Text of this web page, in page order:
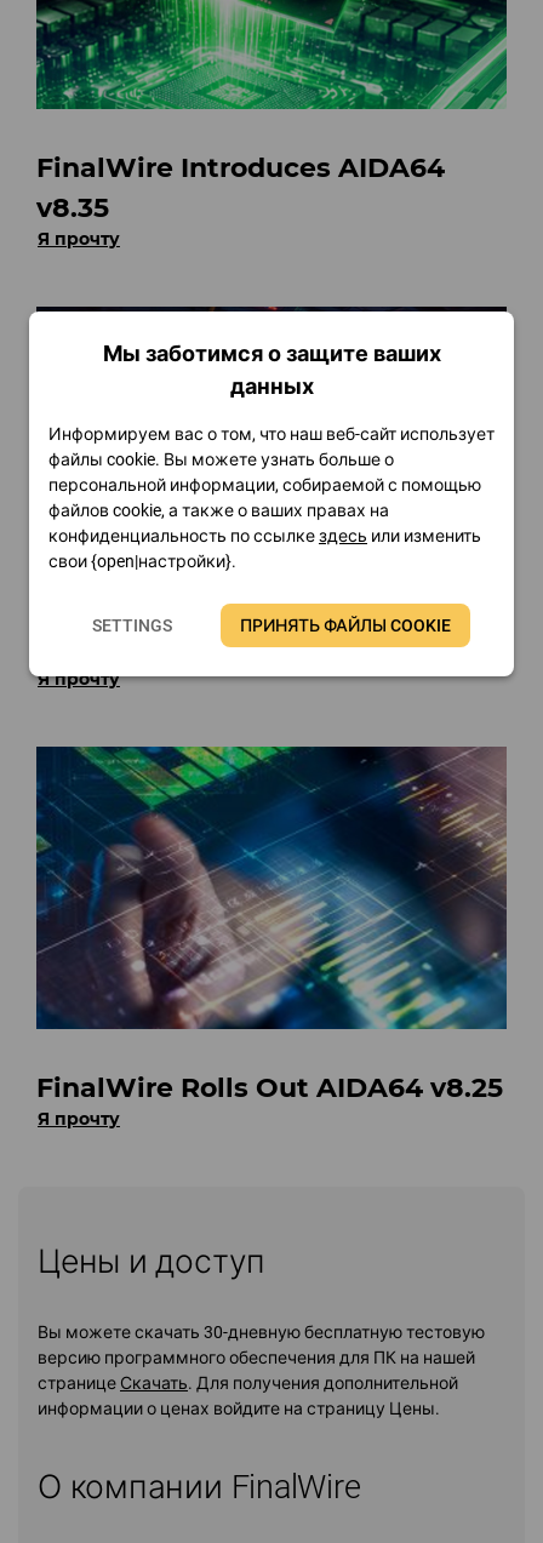
FinalWire Introduces AIDA64
v8.35
Я прочту
FinalWire Unveils AIDA64 v8.30
Я прочту
FinalWire Rolls Out AIDA64 v8.25
Я прочту
Цены и доступ
Вы можете скачать 30-дневную бесплатную тестовую
версию программного обеспечения для ПК на нашей
странице Скачать. Для получения дополнительной
информации о ценах войдите на страницу Цены.
О компании FinalWire
Мы заботимся о защите ваших
данных
Информируем вас о том, что наш веб-сайт использует
файлы cookie. Вы можете узнать больше о
персональной информации, собираемой с помощью
файлов cookie, а также о ваших правах на
конфиденциальность по ссылкездесь или изменить
свои {open|настройки}.
SETTINGS ПРИНЯТЬ ФАЙЛЫ COOKIE